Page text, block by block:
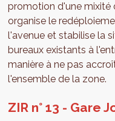
promotion d'une mixité
organise le
l'avenue et stabilise la
bureaux existants à
manière à ne pas
l'ensemble de la zone.
ZIR n° 13 - Gare